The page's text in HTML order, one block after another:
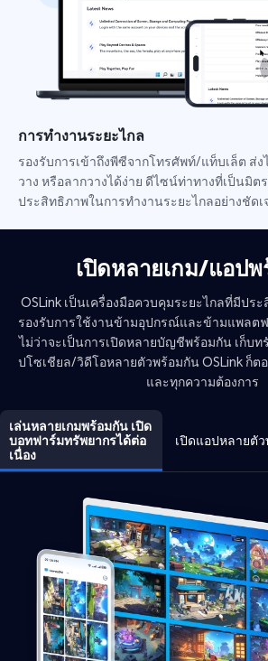
การทำงานระยะไกล
รองรับการเข้าถึงพีซีจากโทรศัพท์/แท็บเล็ต ส่
วาง หรือลากวางได้ง่าย ดีไซน์ท่าทางที่เป็นมิต
ประสิทธิภาพในการทำงานระยะไกลอย่างชัดเ
เปิดหลายเกม/แอป
OSLink เป็นเครื่องมือควบคุมระยะไกลที่มีปร
รองรับการใช้งานข้ามอุปกรณ์และข้ามแพลต
ไม่ว่าจะเป็นการเปิดหลายบัญชีพร้อมกัน เก็บท
ปโซเชียล/วิดีโอหลายตัวพร้อมกัน OSLink ก็
และทุกความต้องการ
เล่นหลายเกมพร้อมกัน เปิด
บอทฟาร์มทรัพยากรได้ต่อ
เนื่อง
เปิดแอปหลายตั